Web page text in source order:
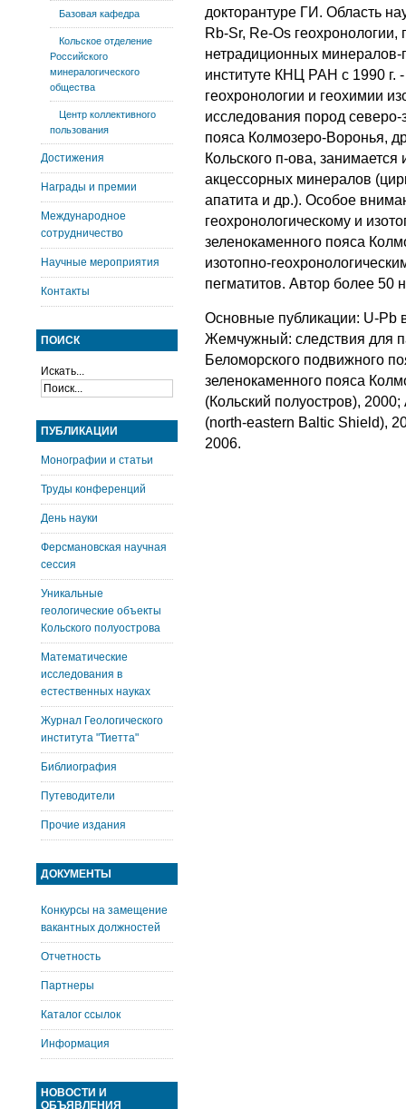
докторантуре ГИ. Область
Rb-Sr, Re-Os
нетрадиционных минералов-
институте КНЦ РАН с 1990 г.
геохронологии и геохимии
исследования пород
пояса Колмозеро-Воронья,
Кольского п-ова,
акцессорных минералов
апатита и др.). Особое
геохронологическому и
зеленокаменного пояса
изотопно-
пегматитов. Автор более 50
Основные публикации: U-Pb
Жемчужный: следствия для
Беломорского подвижного
зеленокаменного пояса
(Кольский полуостров),
(north-eastern Baltic Shield),
2006.
Базовая кафедра
Кольское отделение
Российского
минералогического
общества
Центр коллективного
пользования
Достижения
Награды и премии
Международное
сотрудничество
Научные мероприятия
Контакты
ПОИСК
Искать...
ПУБЛИКАЦИИ
Монографии и статьи
Труды конференций
День науки
Ферсмановская научная
сессия
Уникальные
геологические объекты
Кольского полуострова
Математические
исследования в
естественных науках
Журнал Геологического
института "Тиетта"
Библиография
Путеводители
Прочие издания
ДОКУМЕНТЫ
Конкурсы на замещение
вакантных должностей
Отчетность
Партнеры
Каталог ссылок
Информация
НОВОСТИ И
ОБЪЯВЛЕНИЯ